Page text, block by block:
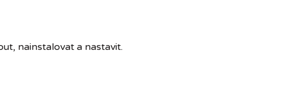
nainstalovat a nastavit.